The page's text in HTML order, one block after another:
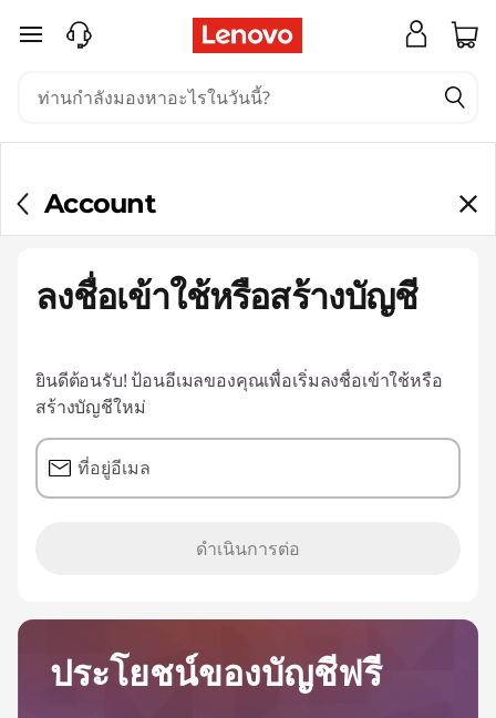
ข้ามไปที่เนื้อหาหลัก
Account
ลงชื่อเข้าใช้หรือสร้างบัญชี
ยินดีต้อนรับ! ป้อนอีเมลของคุณเพื่อเริ่มลงชื่อเข้าใช้หรือ
สร้างบัญชีใหม่
ที่อยู่อีเมล
ดำเนินการต่อ
ประโยชน์ของบัญชีฟรี